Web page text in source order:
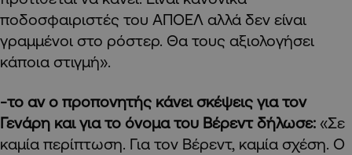
ποδοσφαιριστές του ΑΠΟΕΛ αλλά δεν είναι
γραμμένοι στο ρόστερ. Θα τους αξιολογήσει
κάποια στιγμή».
-το αν ο προπονητής κάνει σκέψεις για τον
Γενάρη και για το όνομα του Βέρεντ δήλωσε: «Σε
καμία περίπτωση. Για τον Βέρεντ, καμία σχέση. Ο